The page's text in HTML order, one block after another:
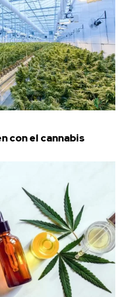
con el cannabis